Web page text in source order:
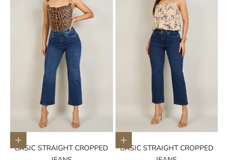
Elige opciones
BASIC STRAIGHT CROPPED
Elige opciones
BASIC STRAIGHT CROPPED